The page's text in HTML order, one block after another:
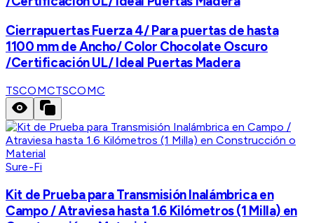
Cierrapuertas Fuerza 4/ Para puertas de hasta
1100 mm de Ancho/ Color Chocolate Oscuro
/Certificación UL/ Ideal Puertas Madera
TSCOMCTSCOMC
Sure-Fi
Kit de Prueba para Transmisión Inalámbrica en
Campo / Atraviesa hasta 1.6 Kilómetros (1 Milla) en